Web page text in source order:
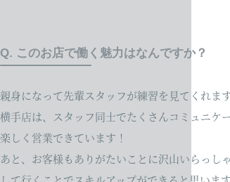
Q. このお店で働く魅力はなんですか？
親身になって先輩スタッフが練習を見てくれます
横手店は、スタッフ同士でたくさんコミュニケ
楽しく営業できています！
あと、お客様もありがたいことに沢山いらっし